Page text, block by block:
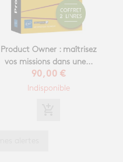
Product Owner : maîtrisez
vos missions dans une...
90,00 €
Indisponible